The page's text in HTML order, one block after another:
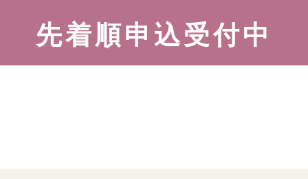
先着順申込受付中